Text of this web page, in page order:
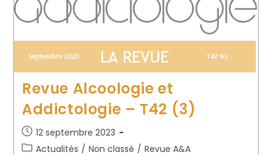
Revue Alcoologie et
Addictologie – T42 (3)
12 septembre 2023
Actualités / Non classé / Revue A&A